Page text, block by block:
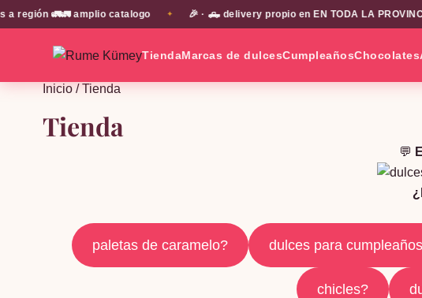
🚛🚛 amplio catalogo ✦ 🎉 · 🛻 delivery propio en EN TODA LA PROVINCIA DE
TiendaMarcas de dulcesCumpleañosChocolates
Inicio/ Tienda
Tienda
💬
paletas de caramelo? dulces para
chicles?